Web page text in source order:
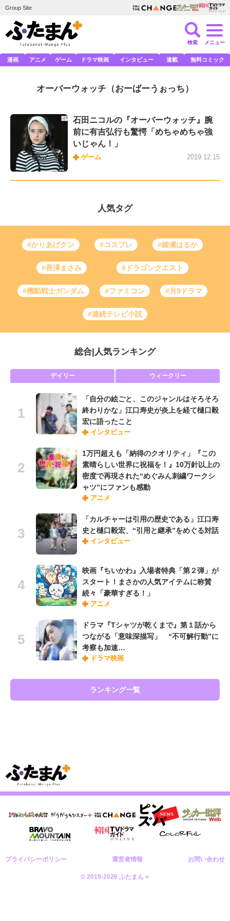
Group Site
検索 メニュー
漫画 アニメ ゲーム ドラマ映画 インタビュー 連載 無料コミック
オーバーウォッチ （おーばーうぉっち）
石田ニコルの『オーバーウォッチ』腕
前に有吉弘行も驚愕「めちゃめちゃ強
いじゃん！」
ゲーム 2019.12.15
人気タグ
#かりあげクン #コスプレ #綾瀬はるか
#長澤まさみ #ドラゴンクエスト
#機動戦士ガンダム #ファミコン #月9ドラマ
#連続テレビ小説
総合 人気ランキング
デイリー ウィークリー
「自分の絵ごと、このジャンルはそろそろ
終わりかな」江口寿史が炎上を経て樋口毅
宏に語ったこと
インタビュー
1万円超えも「納得のクオリティ」『この
素晴らしい世界に祝福を！』10万針以上の
密度で再現された“めぐみん刺繍ワークシ
ャツ”にファンも感動
アニメ
「カルチャーは引用の歴史である」江口寿
史と樋口毅宏、“引用と継承”をめぐる対話
インタビュー
映画『ちいかわ』入場者特典「第２弾」が
スタート！まさかの人気アイテムに称賛
続々「豪華すぎる！」
アニメ
ドラマ『Tシャツが乾くまで』第１話から
つながる「意味深描写」 “不可解行動”に
考察も加速…
ドラマ映画
ランキング一覧
プライバシーポリシー 運営者情報 お問い合わせ
© 2019-2026 ふたまん＋